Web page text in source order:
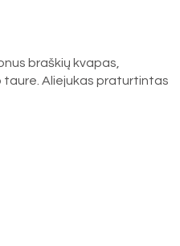
braškių kvapas,
taure. Aliejukas praturtintas